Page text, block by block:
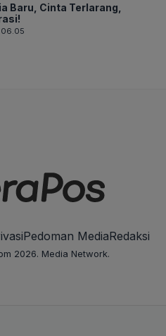
Baru, Cinta Terlarang,
Pedoman MediaRedaksi
2026. Media Network.